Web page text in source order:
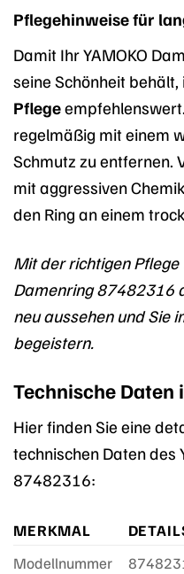
Pflegehinweise für
Damit Ihr YAMOKO
seine Schönheit behält,
Pflege
regelmäßig mit einem
Schmutz zu entfernen.
mit aggressiven
den Ring an einem
Mit der richtigen Pflege
Damenring 87482316
neu aussehen und Sie
begeistern.
Technische Daten
Hier finden Sie eine
technischen Daten des
87482316:
MERKMAL
Modellnummer